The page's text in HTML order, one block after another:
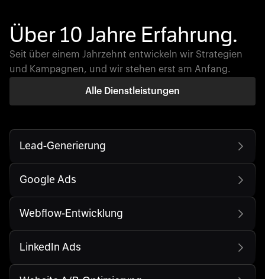
Über 10 Jahre Erfahrung.
Seit über einem Jahrzehnt entwickeln wir Strategien
und Kampagnen, und wir stehen erst am Anfang.
Alle Dienstleistungen
Lead-Generierung
Google Ads
Webflow-Entwicklung
LinkedIn Ads